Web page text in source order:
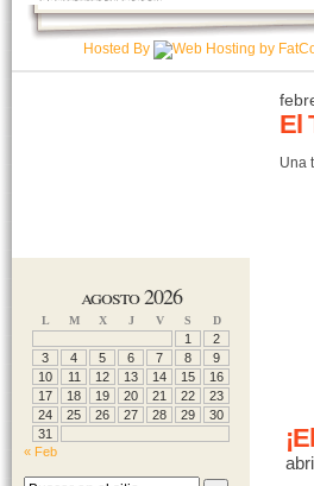
Hosted By
El
Una
agosto 2026
L M X J V S D
1
2
3
4 5 6 7 8
9
10
11 12 13 14 15
16
17
18 19 20 21 22
23
24
25 26 27 28 29
30
31
« Feb